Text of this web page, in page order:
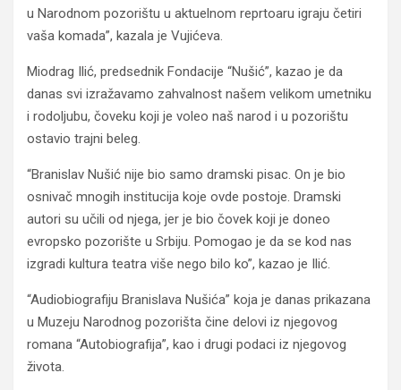
u Narodnom pozorištu u aktuelnom reprtoaru igraju četiri
vaša komada”, kazala je Vujićeva.
Miodrag Ilić, predsednik Fondacije “Nušić”, kazao je da
danas svi izražavamo zahvalnost našem velikom umetniku
i rodoljubu, čoveku koji je voleo naš narod i u pozorištu
ostavio trajni beleg.
“Branislav Nušić nije bio samo dramski pisac. On je bio
osnivač mnogih institucija koje ovde postoje. Dramski
autori su učili od njega, jer je bio čovek koji je doneo
evropsko pozorište u Srbiju. Pomogao je da se kod nas
izgradi kultura teatra više nego bilo ko”, kazao je Ilić.
“Audiobiografiju Branislava Nušića” koja je danas prikazana
u Muzeju Narodnog pozorišta čine delovi iz njegovog
romana “Autobiografija”, kao i drugi podaci iz njegovog
života.